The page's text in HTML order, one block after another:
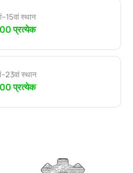
स्थान
प्रत्येक
स्थान
प्रत्येक